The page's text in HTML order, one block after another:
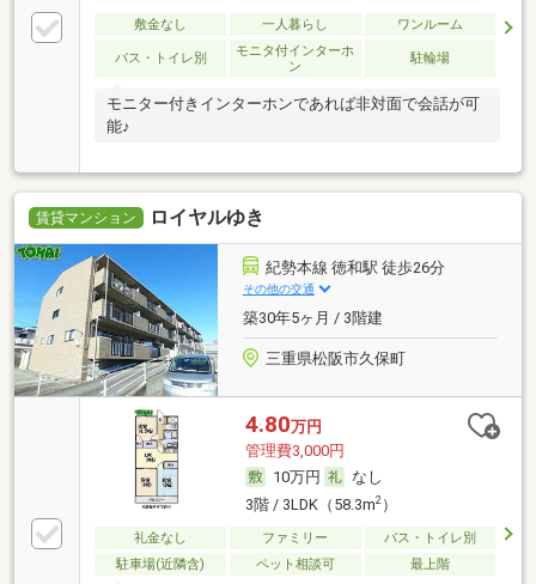
敷金なし 一人暮らし ワンルーム
バス・トイレ別
モニタ付インターホ
ン
駐輪場
モニター付きインターホンであれば非対面で会話が可
能♪
賃貸マンション ロイヤルゆき
紀勢本線 徳和駅 徒歩26分
その他の交通
築30年5ヶ月 / 3階建
三重県松阪市久保町
4.80万円
管理費3,000円
10万円
なし
3階 / 3LDK（58.3m2）
礼金なし ファミリー
バス・トイレ別
駐車場(近隣含)
ペット相談可 最上階